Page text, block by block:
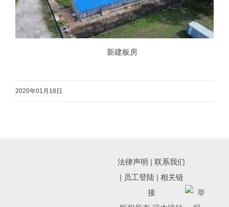
新建板房
2020年01月18日
法律声明 |联系我们
| 员工登陆| 相关链
接